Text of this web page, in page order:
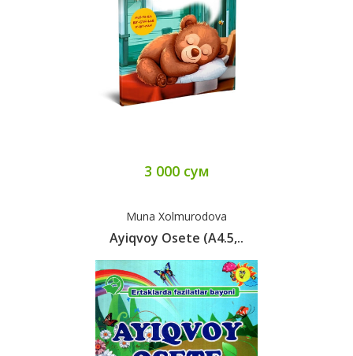
3 000 сум
Muna Xolmurodova
Ayiqvoy Osete (А4.5,..